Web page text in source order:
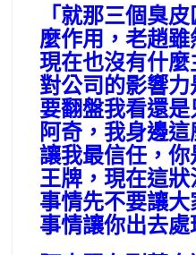
「就那三個臭
麼作用，老趙
現在也沒有什
對公司的影響
要翻盤我看還
阿奇，我身邊
讓我最信任，
王牌，現在這
事情先不要讓
事情讓你出去